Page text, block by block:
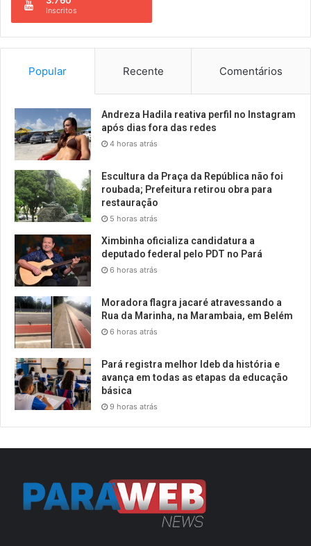
Inscritos
Popular Recente Comentários
Andreza Hadila reativa perfil no Instagram
após dias fora das redes
4 horas atrás
Escultura da Praça da República não foi
roubada; Prefeitura retirou obra para
restauração
5 horas atrás
Ximbinha oficializa candidatura a
deputado federal pelo PDT no Pará
6 horas atrás
Moradora flagra jacaré atravessando a
Rua da Marinha, na Marambaia, em Belém
6 horas atrás
Pará registra melhor Ideb da história e
avança em todas as etapas da educação
básica
9 horas atrás